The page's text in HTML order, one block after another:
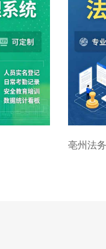
亳州法